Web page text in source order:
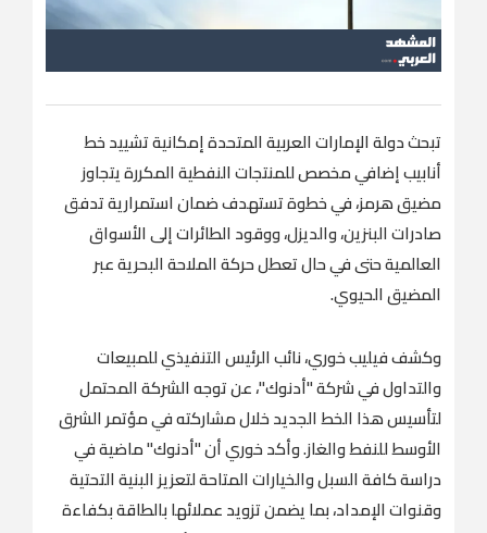
تبحث دولة الإمارات العربية المتحدة إمكانية تشييد خط
أنابيب إضافي مخصص للمنتجات النفطية المكررة يتجاوز
مضيق هرمز، في خطوة تستهدف ضمان استمرارية تدفق
صادرات البنزين، والديزل، ووقود الطائرات إلى الأسواق
العالمية حتى في حال تعطل حركة الملاحة البحرية عبر
المضيق الحيوي.
وكشف فيليب خوري، نائب الرئيس التنفيذي للمبيعات
والتداول في شركة "أدنوك"، عن توجه الشركة المحتمل
لتأسيس هذا الخط الجديد خلال مشاركته في مؤتمر الشرق
الأوسط للنفط والغاز. وأكد خوري أن "أدنوك" ماضية في
دراسة كافة السبل والخيارات المتاحة لتعزيز البنية التحتية
وقنوات الإمداد، بما يضمن تزويد عملائها بالطاقة بكفاءة